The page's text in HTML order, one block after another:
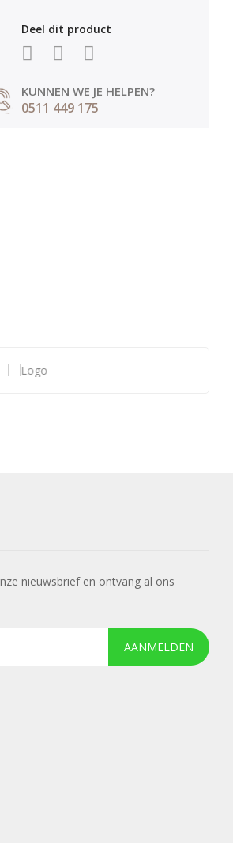
Deel dit product
KUNNEN WE JE HELPEN?
0511 449 175
nieuwsbrief en ontvang al ons
AANMELDEN